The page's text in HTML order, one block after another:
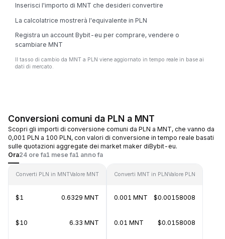
Inserisci l'importo di MNT che desideri convertire
La calcolatrice mostrerà l'equivalente in PLN
Registra un account Bybit-eu per comprare, vendere o
scambiare MNT
Il tasso di cambio da MNT a PLN viene aggiornato in tempo reale in base ai
dati di mercato.
Conversioni comuni da PLN a MNT
Scopri gli importi di conversione comuni da PLN a MNT, che vanno da
0,001 PLN a 100 PLN, con valori di conversione in tempo reale basati
sulle quotazioni aggregate dei market maker diBybit-eu.
Ora24 ore fa1 mese fa1 anno fa
Converti PLN in MNTValore MNT
$1 0.6329 MNT
$10 6.33 MNT
Converti MNT in PLNValore PLN
0.001 MNT $0.00158008
0.01 MNT $0.0158008